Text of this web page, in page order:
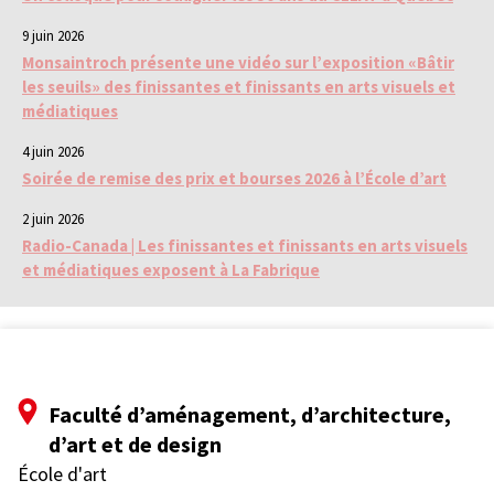
9 juin 2026
Monsaintroch présente une vidéo sur l’exposition «Bâtir
les seuils» des finissantes et finissants en arts visuels et
médiatiques
4 juin 2026
Soirée de remise des prix et bourses 2026 à l’École d’art
2 juin 2026
Radio-Canada | Les finissantes et finissants en arts visuels
et médiatiques exposent à La Fabrique
Faculté d’aménagement, d’architecture,
d’art et de design
École d'art